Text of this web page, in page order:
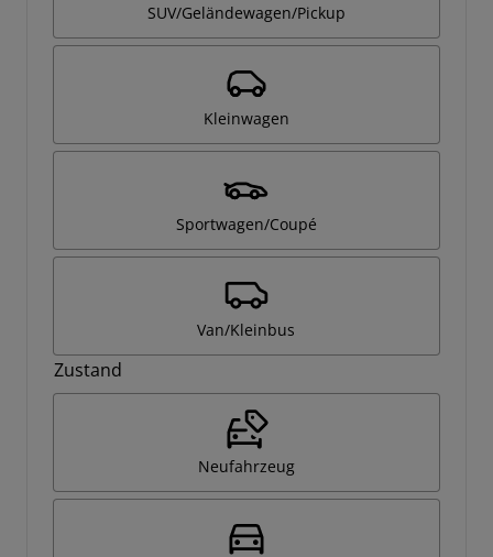
SUV/Geländewagen/Pickup
Kleinwagen
Sportwagen/Coupé
Van/Kleinbus
Zustand
Neufahrzeug